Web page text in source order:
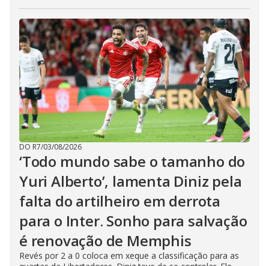
DO R7/03/08/2026
‘Todo mundo sabe o tamanho do
Yuri Alberto’, lamenta Diniz pela
falta do artilheiro em derrota
para o Inter. Sonho para salvação
é renovação de Memphis
Revés por 2 a 0 coloca em xeque a classificação para as